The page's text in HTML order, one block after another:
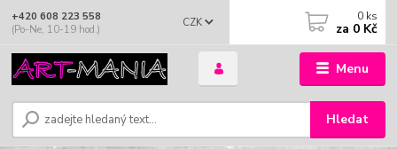
Menu
CZK
Hledat
+420 608 223 558
(Po-Ne, 10-19 hod.)
0 ks
za 0 Kč